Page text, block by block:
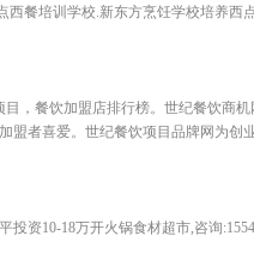
餐培训学校.新东方烹饪学校培养西
，餐饮加盟店排行榜。世纪餐饮商
盟者喜爱。世纪餐饮项目品牌网为创
资10-18万开火锅食材超市,咨询